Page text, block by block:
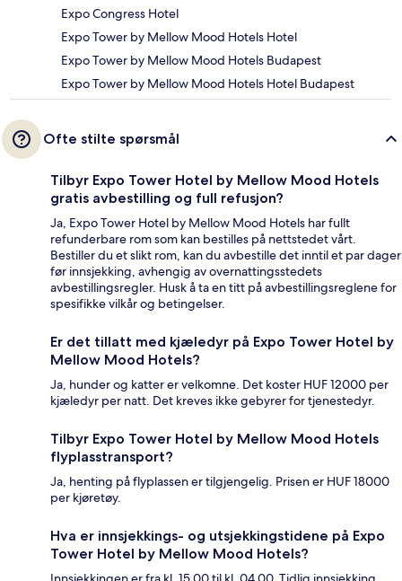
Expo Congress Hotel
Expo Tower by Mellow Mood Hotels Hotel
Expo Tower by Mellow Mood Hotels Budapest
Expo Tower by Mellow Mood Hotels Hotel Budapest
Ofte stilte spørsmål
Tilbyr Expo Tower Hotel by Mellow Mood Hotels
gratis avbestilling og full refusjon?
Ja, Expo Tower Hotel by Mellow Mood Hotels har fullt
refunderbare rom som kan bestilles på nettstedet vårt.
Bestiller du et slikt rom, kan du avbestille det inntil et par dager
før innsjekking, avhengig av overnattingsstedets
avbestillingsregler. Husk å ta en titt på avbestillingsreglene for
spesifikke vilkår og betingelser.
Er det tillatt med kjæledyr på Expo Tower Hotel by
Mellow Mood Hotels?
Ja, hunder og katter er velkomne. Det koster HUF 12000 per
kjæledyr per natt. Det kreves ikke gebyrer for tjenestedyr.
Tilbyr Expo Tower Hotel by Mellow Mood Hotels
flyplasstransport?
Ja, henting på flyplassen er tilgjengelig. Prisen er HUF 18000
per kjøretøy.
Hva er innsjekkings- og utsjekkingstidene på Expo
Tower Hotel by Mellow Mood Hotels?